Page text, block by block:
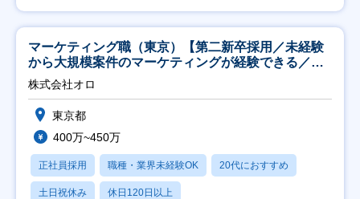
マーケティング職（東京）【第二新卒採用／未経験
から大規模案件のマーケティングが経験できる／研
修充実】
株式会社オロ
東京都
400万~450万
正社員採用 職種・業界未経験OK 20代におすすめ
土日祝休み 休日120日以上